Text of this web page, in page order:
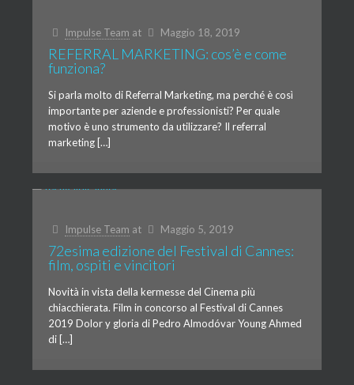
Impulse Team at Maggio 18, 2019
REFERRAL MARKETING: cos’è e come
funziona?
Si parla molto di Referral Marketing, ma perché è così
importante per aziende e professionisti? Per quale
motivo è uno strumento da utilizzare? Il referral
marketing […]
Impulse Team at Maggio 5, 2019
72esima edizione del Festival di Cannes:
film, ospiti e vincitori
Novità in vista della kermesse del Cinema più
chiacchierata. Film in concorso al Festival di Cannes
2019 Dolor y gloria di Pedro Almodóvar Young Ahmed
di […]